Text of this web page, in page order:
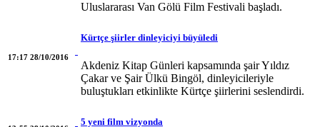
Uluslararası Van Gölü Film Festivali başladı.
17:17 28/10/2016
Kürtçe şiirler dinleyiciyi büyüledi
Akdeniz Kitap Günleri kapsamında şair Yıldız
Çakar ve Şair Ülkü Bingöl, dinleyicileriyle
buluştukları etkinlikte Kürtçe şiirlerini seslendirdi.
5 yeni film vizyonda